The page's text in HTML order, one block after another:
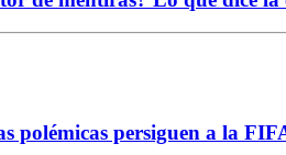
polémicas persiguen a la